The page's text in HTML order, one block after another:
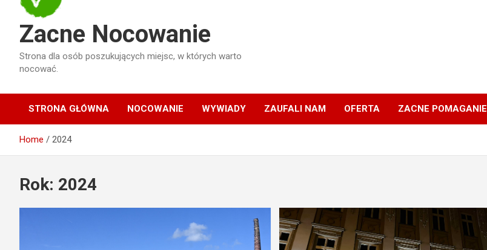
Zacne Nocowanie
Strona dla osób poszukujących miejsc, w których warto
nocować.
STRONA GŁÓWNA NOCOWANIE WYWIADY ZAUFALI NAM OFERTA ZACNE POMAGANIE
Home 2024
Rok: 2024